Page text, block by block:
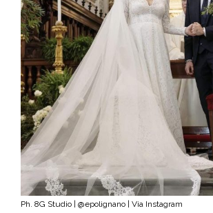
Ph. 8G Studio | @epolignano | Via Instagram